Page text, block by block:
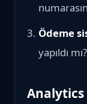
Ödeme
yapıldı mı?